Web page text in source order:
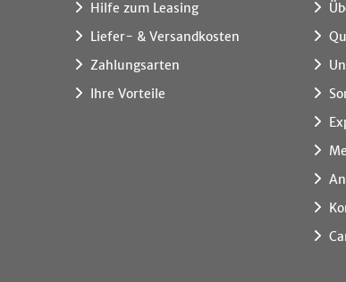
Hilfe zum Leasing
Liefer- & Versandkosten
Zahlungsarten
Ihre Vorteile